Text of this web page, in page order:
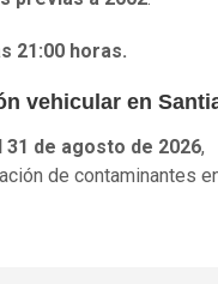
21:00 horas.
vehicular en
31 de agosto de 2026,
de contaminantes